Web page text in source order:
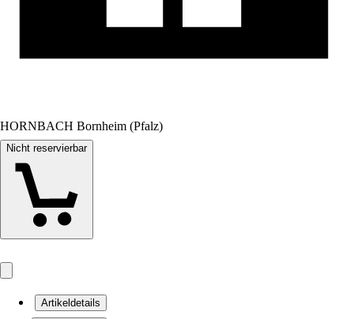
HORNBACH Bornheim (Pfalz)
Nicht reservierbar
Artikeldetails